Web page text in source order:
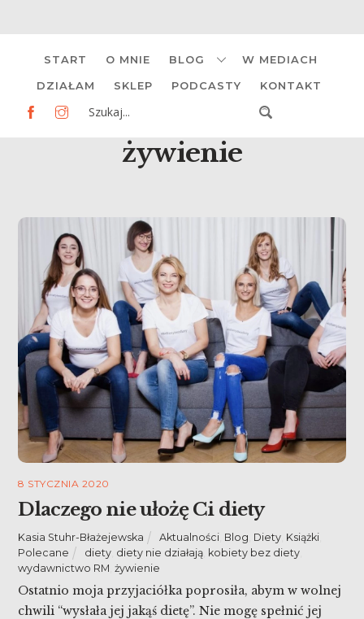
content
START O MNIE BLOG W MEDIACH
DZIAŁAM SKLEP PODCASTY KONTAKT
żywienie
8 STYCZNIA 2020
Dlaczego nie ułożę Ci diety
Kasia Stuhr-Błażejewska Aktualności Blog Diety Książki
Polecane
diety diety nie działają kobiety bez diety
wydawnictwo RM ,żywienie
Ostatnio moja przyjaciółka poprosiła, abym w wolnej
chwili “wysłała jej jakąś dietę”. Nie mogę spełnić jej